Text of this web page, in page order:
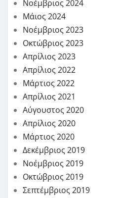
Νοέμβριος 2024
Μάιος 2024
Νοέμβριος 2023
Οκτώβριος 2023
Απρίλιος 2023
Απρίλιος 2022
Μάρτιος 2022
Απρίλιος 2021
Αύγουστος 2020
Απρίλιος 2020
Μάρτιος 2020
Δεκέμβριος 2019
Νοέμβριος 2019
Οκτώβριος 2019
Σεπτέμβριος 2019